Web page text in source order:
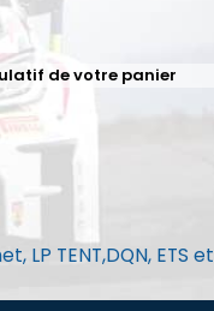
€ Bruttopreis
de votre panier
LP TENT,DQN, ETS et